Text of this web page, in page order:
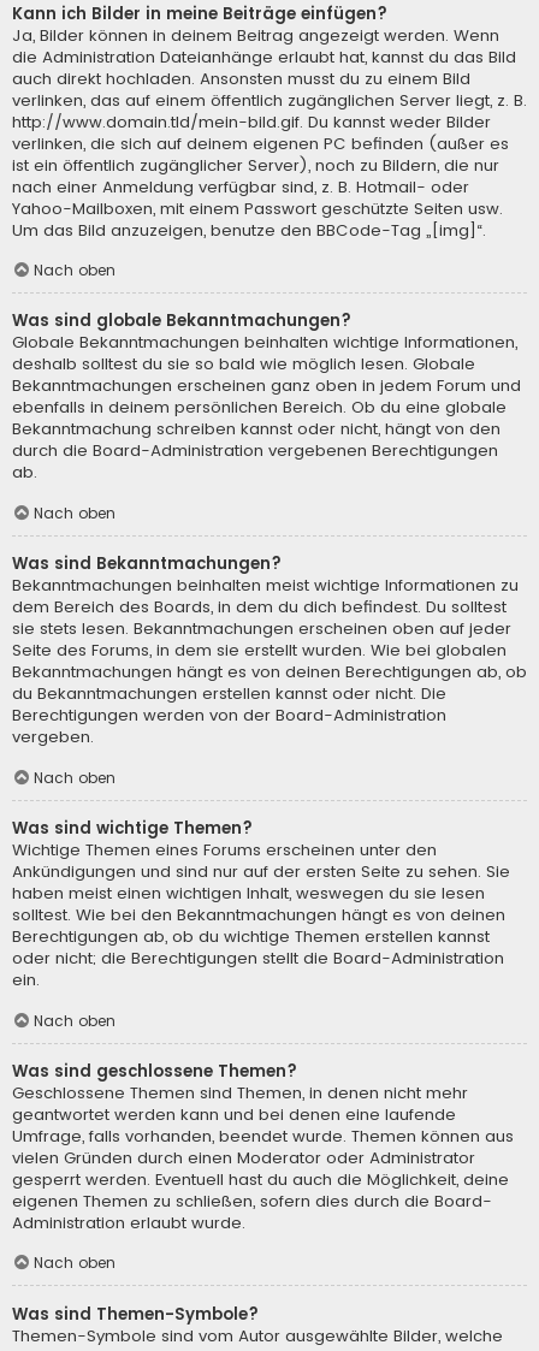
Kann ich Bilder in meine Beiträge einfügen?
Ja, Bilder können in deinem Beitrag angezeigt werden. Wenn
die Administration Dateianhänge erlaubt hat, kannst du das Bild
auch direkt hochladen. Ansonsten musst du zu einem Bild
verlinken, das auf einem öffentlich zugänglichen Server liegt, z. B.
http://www.domain.tld/mein-bild.gif. Du kannst weder Bilder
verlinken, die sich auf deinem eigenen PC befinden (außer es
ist ein öffentlich zugänglicher Server), noch zu Bildern, die nur
nach einer Anmeldung verfügbar sind, z. B. Hotmail- oder
Yahoo-Mailboxen, mit einem Passwort geschützte Seiten usw.
Um das Bild anzuzeigen, benutze den BBCode-Tag „[img]“.
Nach oben
Was sind globale Bekanntmachungen?
Globale Bekanntmachungen beinhalten wichtige Informationen,
deshalb solltest du sie so bald wie möglich lesen. Globale
Bekanntmachungen erscheinen ganz oben in jedem Forum und
ebenfalls in deinem persönlichen Bereich. Ob du eine globale
Bekanntmachung schreiben kannst oder nicht, hängt von den
durch die Board-Administration vergebenen Berechtigungen
ab.
Nach oben
Was sind Bekanntmachungen?
Bekanntmachungen beinhalten meist wichtige Informationen zu
dem Bereich des Boards, in dem du dich befindest. Du solltest
sie stets lesen. Bekanntmachungen erscheinen oben auf jeder
Seite des Forums, in dem sie erstellt wurden. Wie bei globalen
Bekanntmachungen hängt es von deinen Berechtigungen ab, ob
du Bekanntmachungen erstellen kannst oder nicht. Die
Berechtigungen werden von der Board-Administration
vergeben.
Nach oben
Was sind wichtige Themen?
Wichtige Themen eines Forums erscheinen unter den
Ankündigungen und sind nur auf der ersten Seite zu sehen. Sie
haben meist einen wichtigen Inhalt, weswegen du sie lesen
solltest. Wie bei den Bekanntmachungen hängt es von deinen
Berechtigungen ab, ob du wichtige Themen erstellen kannst
oder nicht; die Berechtigungen stellt die Board-Administration
ein.
Nach oben
Was sind geschlossene Themen?
Geschlossene Themen sind Themen, in denen nicht mehr
geantwortet werden kann und bei denen eine laufende
Umfrage, falls vorhanden, beendet wurde. Themen können aus
vielen Gründen durch einen Moderator oder Administrator
gesperrt werden. Eventuell hast du auch die Möglichkeit, deine
eigenen Themen zu schließen, sofern dies durch die Board-
Administration erlaubt wurde.
Nach oben
Was sind Themen-Symbole?
Themen-Symbole sind vom Autor ausgewählte Bilder, welche